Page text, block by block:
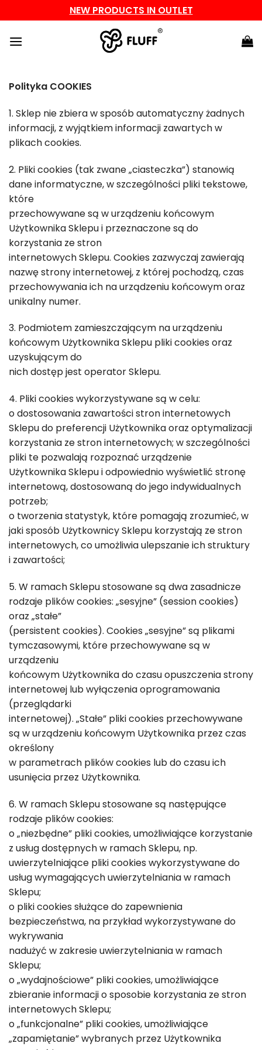
NEW PRODUCTS IN OUTLET
do
Polityka COOKIES
1. Sklep nie zbiera w sposób automatyczny żadnych
informacji, z wyjątkiem informacji zawartych w
plikach cookies.
2. Pliki cookies (tak zwane „ciasteczka”) stanowią
dane informatyczne, w szczególności pliki tekstowe,
które
przechowywane są w urządzeniu końcowym
Użytkownika Sklepu i przeznaczone są do
korzystania ze stron
internetowych Sklepu. Cookies zazwyczaj zawierają
nazwę strony internetowej, z której pochodzą, czas
przechowywania ich na urządzeniu końcowym oraz
unikalny numer.
3. Podmiotem zamieszczającym na urządzeniu
końcowym Użytkownika Sklepu pliki cookies oraz
uzyskującym do
nich dostęp jest operator Sklepu.
4. Pliki cookies wykorzystywane są w celu:
o dostosowania zawartości stron internetowych
Sklepu do preferencji Użytkownika oraz optymalizacji
korzystania ze stron internetowych; w szczególności
pliki te pozwalają rozpoznać urządzenie
Użytkownika Sklepu i odpowiednio wyświetlić stronę
internetową, dostosowaną do jego indywidualnych
potrzeb;
o tworzenia statystyk, które pomagają zrozumieć, w
jaki sposób Użytkownicy Sklepu korzystają ze stron
internetowych, co umożliwia ulepszanie ich struktury
i zawartości;
5. W ramach Sklepu stosowane są dwa zasadnicze
rodzaje plików cookies: „sesyjne” (session cookies)
oraz „stałe”
(persistent cookies). Cookies „sesyjne” są plikami
tymczasowymi, które przechowywane są w
urządzeniu
końcowym Użytkownika do czasu opuszczenia strony
internetowej lub wyłączenia oprogramowania
(przeglądarki
internetowej). „Stałe” pliki cookies przechowywane
są w urządzeniu końcowym Użytkownika przez czas
określony
w parametrach plików cookies lub do czasu ich
usunięcia przez Użytkownika.
6. W ramach Sklepu stosowane są następujące
rodzaje plików cookies:
o „niezbędne” pliki cookies, umożliwiające korzystanie
z usług dostępnych w ramach Sklepu, np.
uwierzytelniające pliki cookies wykorzystywane do
usług wymagających uwierzytelniania w ramach
Sklepu;
o pliki cookies służące do zapewnienia
bezpieczeństwa, na przykład wykorzystywane do
wykrywania
nadużyć w zakresie uwierzytelniania w ramach
Sklepu;
o „wydajnościowe” pliki cookies, umożliwiające
zbieranie informacji o sposobie korzystania ze stron
internetowych Sklepu;
o „funkcjonalne” pliki cookies, umożliwiające
„zapamiętanie” wybranych przez Użytkownika